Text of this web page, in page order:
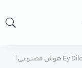
دانلود آهنگ Ey Dilo Xer Hati̇ هوش مصنوعی |